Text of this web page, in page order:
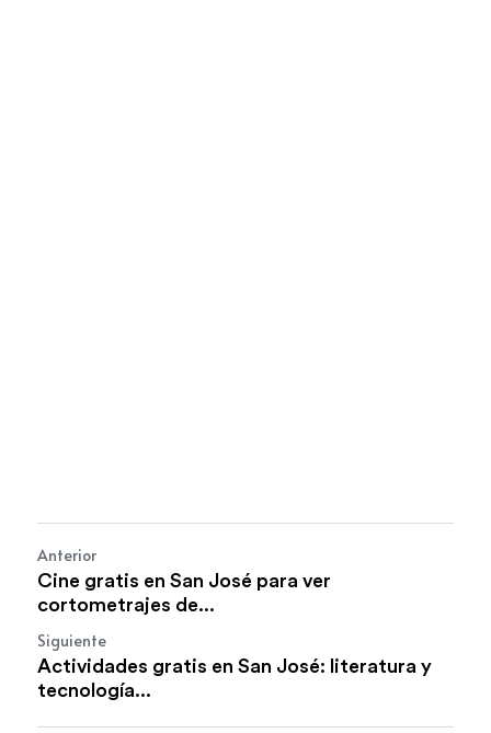
Anterior
Cine gratis en San José para ver
cortometrajes de...
Siguiente
Actividades gratis en San José: literatura y
tecnología...